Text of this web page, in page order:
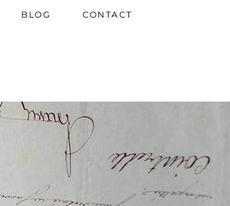
BLOG CONTACT